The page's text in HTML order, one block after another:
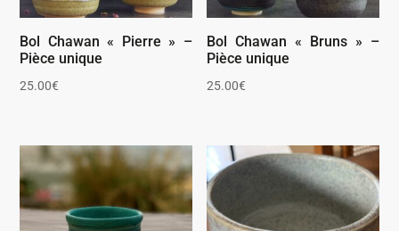
Bol Chawan « Pierre » –
Pièce unique
25.00€
Bol Chawan « Bruns » –
Pièce unique
25.00€